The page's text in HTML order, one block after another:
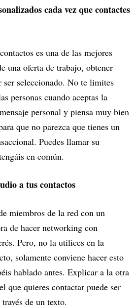
cada vez que contactes
es una de las mejores
una oferta de trabajo, obtener
ser seleccionado. No te limites
personas cuando aceptas la
personal y piensa muy bien
que no parezca que tienes un
Puedes llamar su
en común.
a tus contactos
miembros de la red con un
de hacer networking con
Pero, no la utilices en la
solamente conviene hacer esto
hablado antes. Explicar a la otra
que quieres contactar puede ser
de un texto.